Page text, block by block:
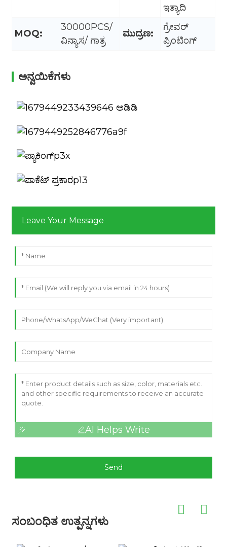
ಇತ್ಯಾದಿ
MOQ:
30000PCS/
ವಿನ್ಯಾಸ/ ಗಾತ್ರ
ಮುದ್ರಣ:
ಗ್ರೇವರ್
ಪ್ರಿಂಟಿಂಗ್
ಅನ್ವಯಿಕೆಗಳು
Leave Your Message
AI Helps Write
Send
ಸಂಬಂಧಿತ ಉತ್ಪನ್ನಗಳು